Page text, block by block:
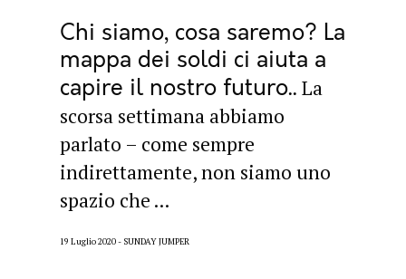
Chi siamo, cosa saremo? La
mappa dei soldi ci aiuta a
capire il nostro futuro. La
scorsa settimana abbiamo
parlato – come sempre
indirettamente, non siamo uno
spazio che ...
19 Luglio 2020 SUNDAY JUMPER